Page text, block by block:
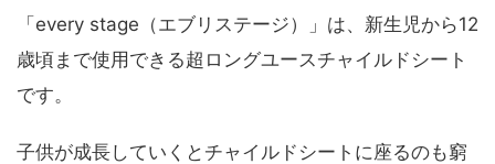
「every stage（エブリステージ）」は、新生児から12
歳頃まで使用できる超ロングユースチャイルドシート
です。
子供が成長していくとチャイルドシートに座るのも窮